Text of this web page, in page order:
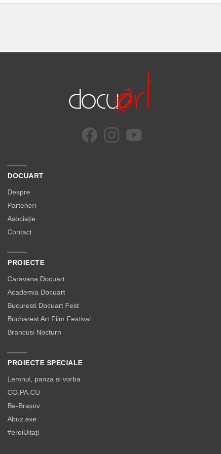
DOCUART
Despre
Parteneri
Asociație
Contact
PROIECTE
Caravana Docuart
Academia Docuart
Bucuresti Docuart Fest
Bucharest Art Film Festival
Brancusi Nocturn
PROIECTE SPECIALE
Lemnul, panza si vorba
CO.PA.CU
Be-Brașov
Abuz.exe
#eroiUitați